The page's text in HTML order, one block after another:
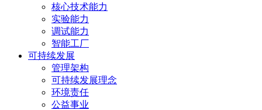
核心技术能力
实验能力
调试能力
智能工厂
可持续发展
管理架构
可持续发展理念
环境责任
公益事业